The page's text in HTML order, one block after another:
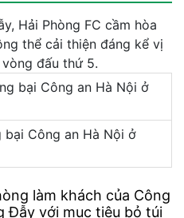
Hải Phòng FC cầm hòa
thể cải thiện đáng kể vị
đấu thứ 5.
bại Công an Hà Nội ở
làm khách của Công
Đẫy với mục tiêu bỏ túi